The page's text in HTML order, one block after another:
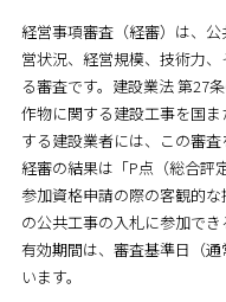
経営事項審査（経審）は、
営状況、経営規模、技術力
る審査です。建設業法 第27
作物に関する建設工事を国
する建設業者には、この審査
経審の結果は 「P点（総合評
参加資格申請の際の客観的
の公共工事の入札に参加で
有効期間は、審査基準日（
います。